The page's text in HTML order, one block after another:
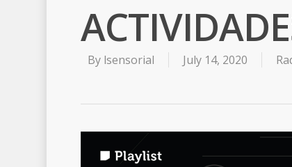
By lsensorial July 14, 2020